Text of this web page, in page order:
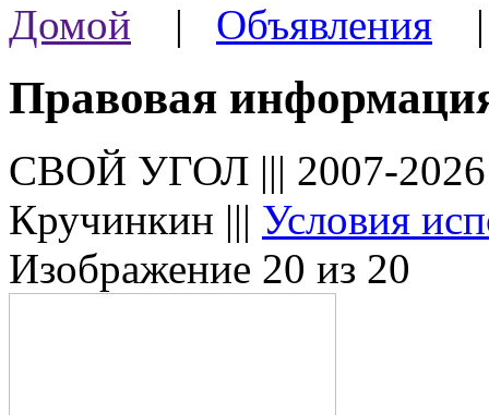
Домой | Объявления
Правовая
СВОЙ УГОЛ ||| 2007-
Кручинкин ||| Условия
Изображение 20 из 20